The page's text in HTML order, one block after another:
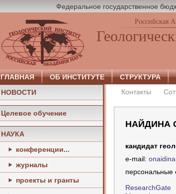
Федеральное государственное
Российская
ГЛАВНАЯ ОБ ИНСТИТУТЕ СТРУКТУРА
НОВОСТИ
Целевое обучение
НАУКА
конференции...
журналы
проекты и гранты
Контакты
НАЙДИНА
кандидат
e-mail:
персональные
ResearchGate